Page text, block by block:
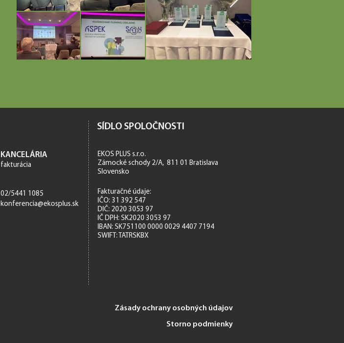
SÍDLO SPOLOČNOSTI
EKOS PLUS s.r.o.
Zámocké schody 2/A, 811 01 Bratislava
Slovensko
KANCELÁRIA
fakturácia
02/5441 1085
konferencia@ekosplus.sk
Fakturačné údaje:
IČO: 31 392 547
DIČ: 2020 3053 97
​IČ DPH: SK2020 3053 97
IBAN: SK751100 0000 0029 4407 7194
SWIFT: TATRSKBX
Zásady ochrany osobných údajov
Storno podmienky